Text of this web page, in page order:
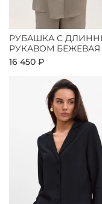
РУБАШКА С
РУКАВОМ БЕЖЕВАЯ
16 450 ₽